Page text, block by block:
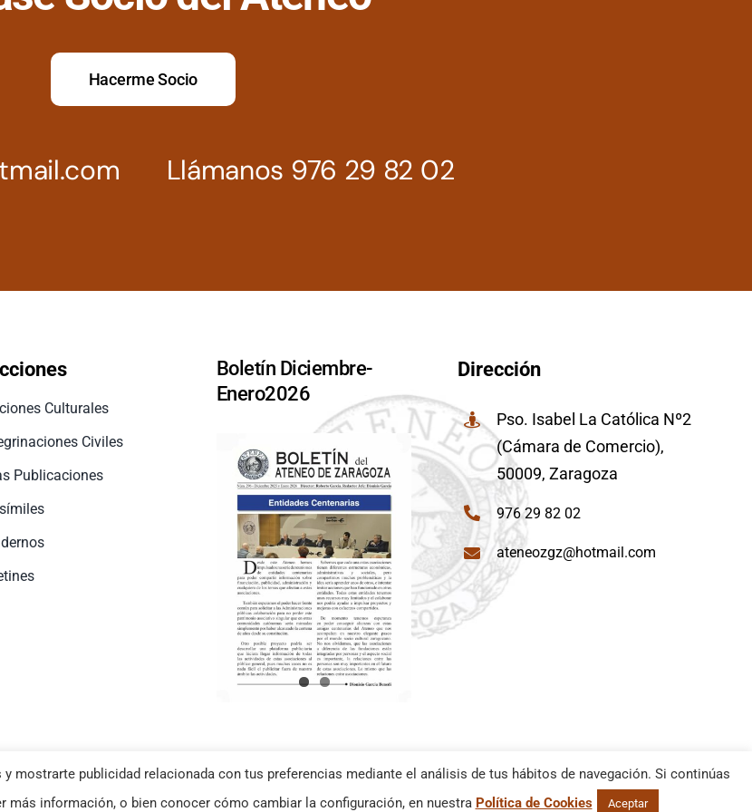
Hacerme Socio
Llámanos 976 29 82 02
Culturales
Civiles
Publicaciones
Boletín Diciembre-
Enero2026
Dirección
Pso. Isabel La Católica Nº2
(Cámara de Comercio),
50009, Zaragoza
976 29 82 02
ateneozgz@hotmail.com
publicidad relacionada con tus preferencias mediante el análisis de tus hábitos de navegación. Si continúas
más información, o bien conocer cómo cambiar la configuración, en nuestra Política de Cookies Aceptar